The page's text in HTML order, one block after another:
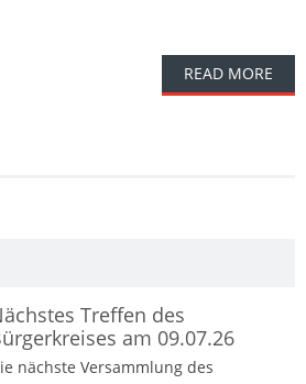
READ MORE
Treffen des
am 09.07.26
nächste Versammlung des